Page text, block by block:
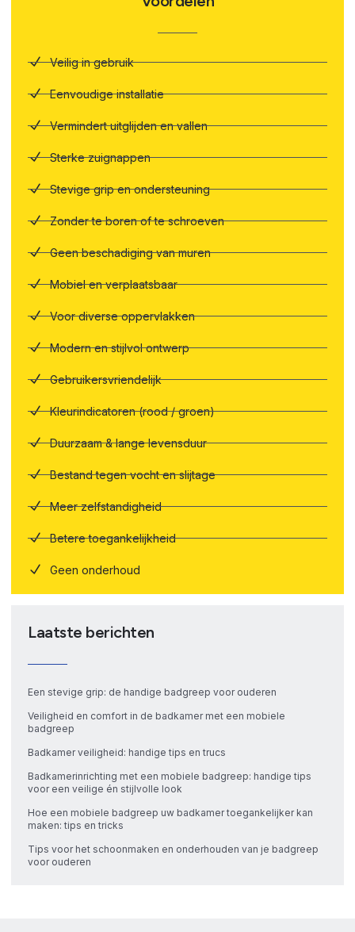
Veilig in gebruik
Eenvoudige installatie
Vermindert uitglijden en vallen
Sterke zuignappen
Stevige grip en ondersteuning
Zonder te boren of te schroeven
Geen beschadiging van muren
Mobiel en verplaatsbaar
Voor diverse oppervlakken
Modern en stijlvol ontwerp
Gebruikersvriendelijk
Kleurindicatoren (rood / groen)
Duurzaam & lange levensduur
Bestand tegen vocht en slijtage
Meer zelfstandigheid
Betere toegankelijkheid
Geen onderhoud
Laatste berichten
Een stevige grip: de handige badgreep voor ouderen
Veiligheid en comfort in de badkamer met een mobiele
badgreep
Badkamer veiligheid: handige tips en trucs
Badkamerinrichting met een mobiele badgreep: handige tips
voor een veilige én stijlvolle look
Hoe een mobiele badgreep uw badkamer toegankelijker kan
maken: tips en tricks
Tips voor het schoonmaken en onderhouden van je badgreep
voor ouderen